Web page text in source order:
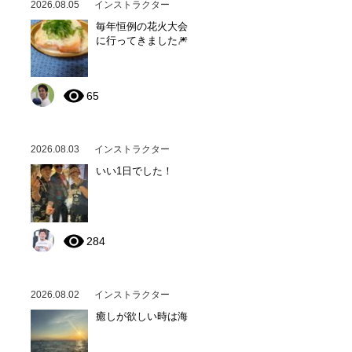
2026.08.05 インストラクター
毎年恒例の花火大会
に行ってきました🎆
65
2026.08.03 インストラクター
いい1日でした！
284
2026.08.02 インストラクター
癒しが欲しい時は海